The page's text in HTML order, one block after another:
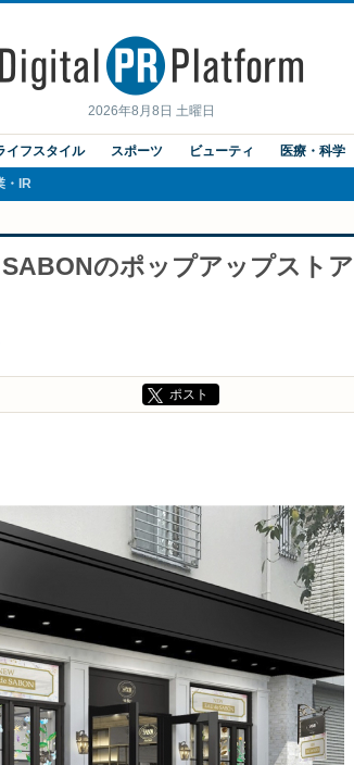
2026年8月8日 土曜日
イフスタイル スポーツ ビューティ 医療・科学
・IR
のポップアップストア
ポスト